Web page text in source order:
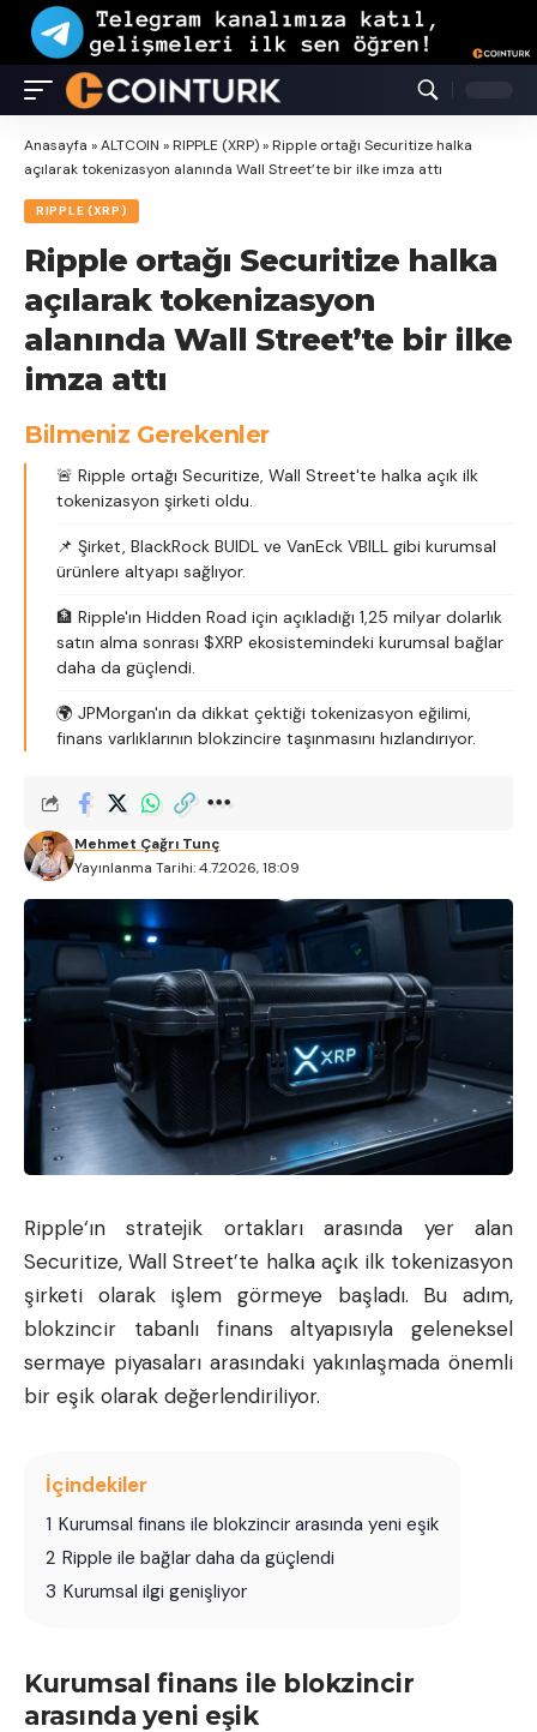
Anasayfa »ALTCOIN »RIPPLE (XRP)»Ripple ortağı Securitize halka
açılarak tokenizasyon alanında Wall Street’te bir ilke imza attı
RIPPLE (XRP)
Ripple ortağı Securitize halka
açılarak tokenizasyon
alanında Wall Street’te bir ilke
imza attı
Bilmeniz Gerekenler
🚨 Ripple ortağı Securitize, Wall Street'te halka açık ilk
tokenizasyon şirketi oldu.
📌 Şirket, BlackRock BUIDL ve VanEck VBILL gibi kurumsal
ürünlere altyapı sağlıyor.
🏦 Ripple'ın Hidden Road için açıkladığı 1,25 milyar dolarlık
satın alma sonrası $XRP ekosistemindeki kurumsal bağlar
daha da güçlendi.
🌍 JPMorgan'ın da dikkat çektiği tokenizasyon eğilimi,
finans varlıklarının blokzincire taşınmasını hızlandırıyor.
Yayınlanma Tarihi: 4.7.2026, 18:09
Mehmet Çağrı Tunç
Ripple‘ın stratejik ortakları arasında yer alan
Securitize, Wall Street’te halka açık ilk tokenizasyon
şirketi olarak işlem görmeye başladı. Bu adım,
blokzincir tabanlı finans altyapısıyla geleneksel
sermaye piyasaları arasındaki yakınlaşmada önemli
bir eşik olarak değerlendiriliyor.
İçindekiler
1 Kurumsal finans ile blokzincir arasında yeni eşik
2 Ripple ile bağlar daha da güçlendi
3 Kurumsal ilgi genişliyor
Kurumsal finans ile blokzincir
arasında yeni eşik